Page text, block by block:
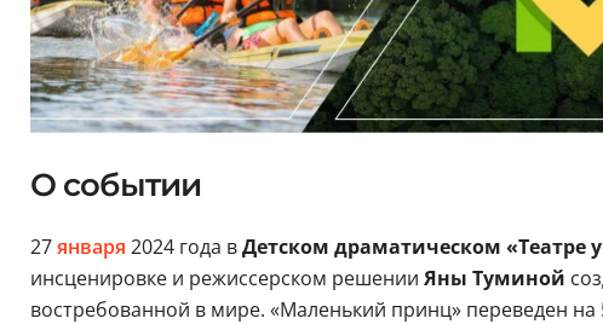
О событии
27января 2024 года вДетском драматическом «Театре
инсценировке и режиссерском решении Яны Туминой
востребованной в мире. «Маленький принц» переведен на